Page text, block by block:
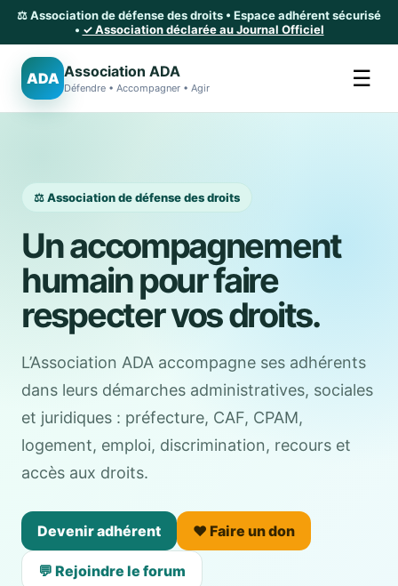
⚖️ Association de défense des droits • Espace adhérent sécurisé
• ✓ Association déclarée au Journal Officiel
ADA Association ADA
Défendre • Accompagner • Agir ☰
⚖️ Association de défense des droits
Un accompagnement
humain pour faire
respecter vos droits.
L’Association ADA accompagne ses adhérents
dans leurs démarches administratives, sociales
et juridiques : préfecture, CAF, CPAM,
logement, emploi, discrimination, recours et
accès aux droits.
Devenir adhérent ❤️ Faire un don
💬 Rejoindre le forum